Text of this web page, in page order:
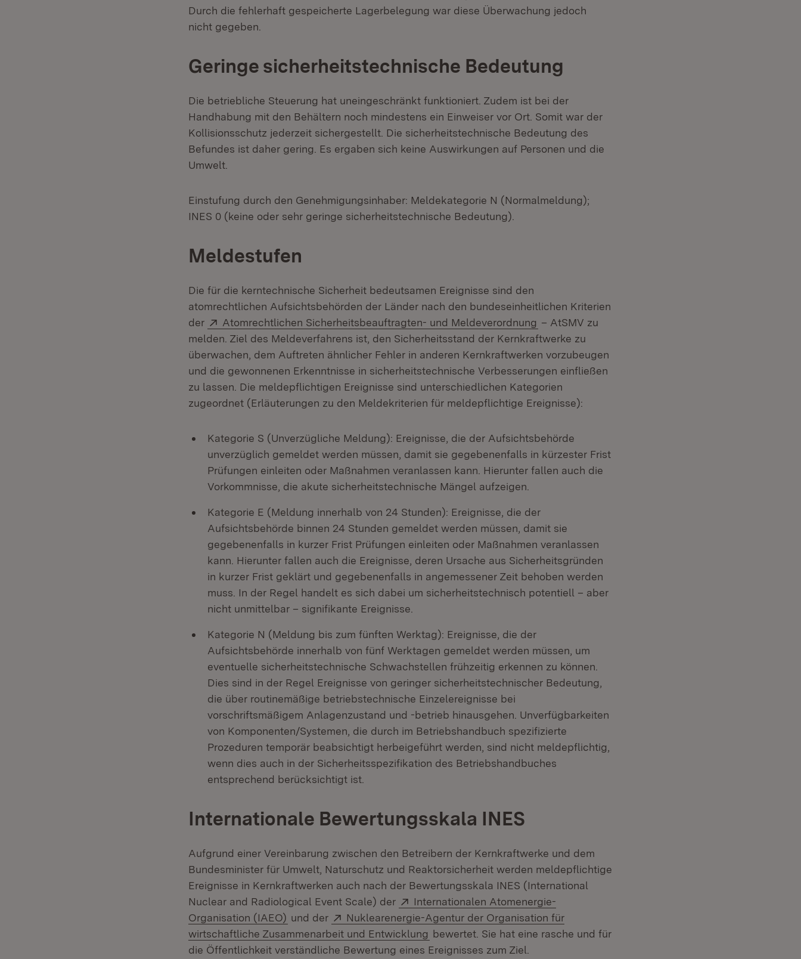
Durch die fehlerhaft gespeicherte Lagerbelegung war diese Über­wachung jedoch
nicht gegeben.
Geringe sicherheitstechnische Bedeutung
Die betriebliche Steuerung hat uneingeschränkt funktioniert. Zudem ist bei der
Handhabung mit den Behältern noch mindestens ein Einweiser vor Ort. Somit war der
Kollisionsschutz jederzeit sichergestellt. Die sicherheitstechnische Be­deutung des
Befundes ist daher gering. Es ergaben sich keine Auswirkungen auf Personen und die
Umwelt.
Einstufung durch den Genehmigungsinhaber: Meldekategorie N (Normal­meldung);
INES 0 (keine oder sehr geringe sicherheitstechnische Bedeutung).
Meldestufen
Die für die kerntechnische Sicherheit bedeutsamen Ereignisse sind den
atomrechtlichen Aufsichtsbehörden der Länder nach den bundeseinheitlichen Kriterien
der
Extern:
Atomrechtlichen Sicherheitsbeauftragten- und Meldeverordnung (Öffnet in neuem Fenster)
– AtSMV zu
melden. Ziel des Meldeverfahrens ist, den Sicherheitsstand der Kernkraftwerke zu
überwachen, dem Auftreten ähnlicher Fehler in anderen Kernkraftwerken vorzubeugen
und die gewonnenen Erkenntnisse in sicherheitstechnische Verbesserungen einfließen
zu lassen. Die meldepflichtigen Ereignisse sind unterschiedlichen Kategorien
zugeordnet (Erläuterungen zu den Meldekriterien für meldepflichtige Ereignisse):
Kategorie S (Unverzügliche Meldung): Ereignisse, die der Aufsichtsbehörde
unverzüglich gemeldet werden müssen, damit sie gegebenenfalls in kürzester Frist
Prüfungen einleiten oder Maßnahmen veranlassen kann. Hierunter fallen auch die
Vorkommnisse, die akute sicherheitstechnische Mängel aufzeigen.
Kategorie E (Meldung innerhalb von 24 Stunden): Ereignisse, die der
Aufsichtsbehörde binnen 24 Stunden gemeldet werden müssen, damit sie
gegebenenfalls in kurzer Frist Prüfungen einleiten oder Maßnahmen veranlassen
kann. Hierunter fallen auch die Ereignisse, deren Ursache aus Sicherheitsgründen
in kurzer Frist geklärt und gegebenenfalls in angemessener Zeit behoben werden
muss. In der Regel handelt es sich dabei um sicherheitstechnisch potentiell – aber
nicht unmittelbar – signifikante Ereignisse.
Kategorie N (Meldung bis zum fünften Werktag): Ereignisse, die der
Aufsichtsbehörde innerhalb von fünf Werktagen gemeldet werden müssen, um
eventuelle sicherheitstechnische Schwachstellen frühzeitig erkennen zu können.
Dies sind in der Regel Ereignisse von geringer sicherheitstechnischer Bedeutung,
die über routinemäßige betriebstechnische Einzelereignisse bei
vorschriftsmäßigem Anlagenzustand und -betrieb hinausgehen. Unverfügbarkeiten
von Komponenten/Systemen, die durch im Betriebshandbuch spezifizierte
Prozeduren temporär beabsichtigt herbeigeführt werden, sind nicht meldepflichtig,
wenn dies auch in der Sicherheitsspezifikation des Betriebshandbuches
entsprechend berücksichtigt ist.
Internationale Bewertungsskala INES
Aufgrund einer Vereinbarung zwischen den Betreibern der Kernkraftwerke und dem
Bundesminister für Umwelt, Naturschutz und Reaktorsicherheit werden meldepflichtige
Ereignisse in Kernkraftwerken auch nach der Bewertungsskala INES (International
Nuclear and Radiological Event Scale) der
Extern:
Internationalen Atomenergie-
Organisation (IAEO) (Öffnet in neuem Fenster)
und der Extern:
Nuklearenergie-Agentur der Organisation für
wirtschaftliche Zusammenarbeit und Entwicklung (Öffnet in neuem Fenster)
bewertet. Sie hat eine rasche und für
die Öffentlichkeit verständliche Bewertung eines Ereignisses zum Ziel.